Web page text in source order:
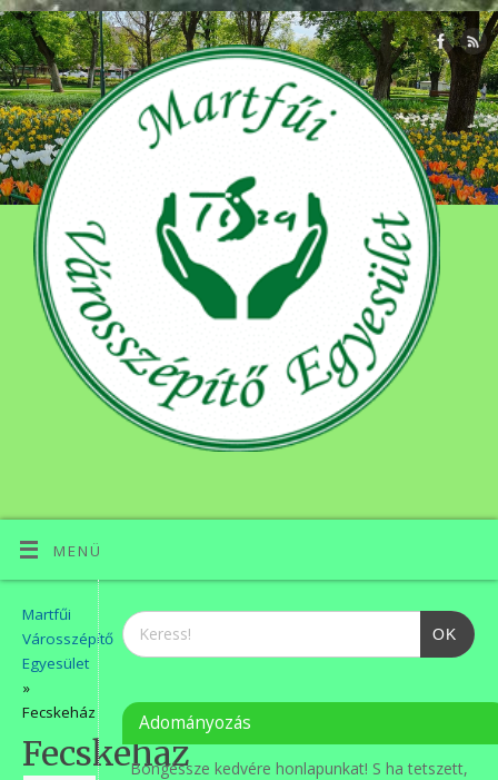
MENÜ
Martfűi
Városszépítő
Egyesület
»
Fecskeház
Fecskeház
OK
Adományozás
Böngéssze kedvére honlapunkat! S ha tetszett,